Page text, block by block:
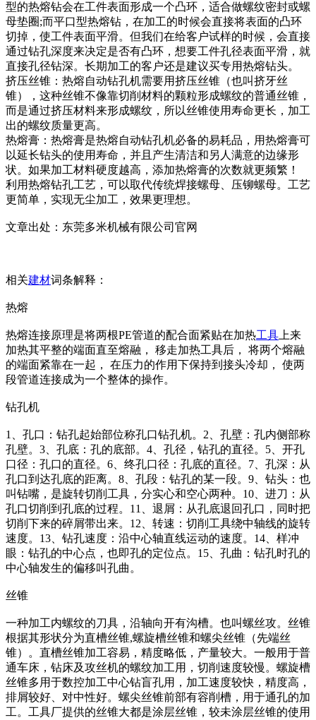
型的热熔钻会在工件表面形成一个凸环，适合做螺纹密封或螺
母垫圈;而平口型热熔钻，在加工的时候会直接将表面的凸环
切掉，使工件表面平滑。但我们在给客户试样的时候，会直接
通过钻孔深度来决定是否有凸环，想要工件孔径表面平滑，就
直接孔径钻深。长期加工的客户还是建议买专用热熔钻头。
挤压丝锥：热熔自动钻孔机需要用挤压丝锥（也叫挤牙丝
锥），这种丝锥不像靠切削材料的颗粒形成螺纹的普通丝锥，
而是通过挤压材料来形成螺纹，所以丝锥使用寿命更长，加工
出的螺纹质量更高。
热熔膏：热熔膏是热熔自动钻孔机必备的易耗品，用热熔膏可
以延长钻头的使用寿命，并且产生清洁和另人满意的边缘形
状。如果加工材料硬度越高，添加热熔膏的次数就更频繁！
利用热熔钻孔工艺，可以取代传统焊接螺母、压铆螺母。工艺
更简单，实现无尘加工，效果更理想。
文章出处：东莞多米机械有限公司官网
相关建材词条解释：
热熔
热熔连接原理是将两根PE管道的配合面紧贴在加热工具 上来
加热其平整的端面直至熔融， 移走加热工具后， 将两个熔融
的端面紧靠在一起， 在压力的作用下保持到接头冷却， 使两
段管道连接成为一个整体的操作。
钻孔机
1、孔口：钻孔起始部位称孔口钻孔机。2、孔壁：孔内侧部称
孔壁。3、孔底：孔的底部。4、孔径，钻孔的直径。5、开孔
口径：孔口的直径。6、终孔口径：孔底的直径。7、孔深：从
孔口到达孔底的距离。8、孔段：钻孔的某一段。9、钻头：也
叫钻嘴，是旋转切削工具，分实心和空心两种。10、进刀：从
孔口切削到孔底的过程。11、退屑：从孔底退回孔口，同时把
切削下来的碎屑带出来。12、转速：切削工具绕中轴线的旋转
速度。13、钻孔速度：沿中心轴直线运动的速度。14、样冲
眼：钻孔的中心点，也即孔的定位点。15、孔曲：钻孔时孔的
中心轴发生的偏移叫孔曲。
丝锥
一种加工内螺纹的刀具，沿轴向开有沟槽。也叫螺丝攻。丝锥
根据其形状分为直槽丝锥,螺旋槽丝锥和螺尖丝锥（先端丝
锥）。直槽丝锥加工容易，精度略低，产量较大。一般用于普
通车床，钻床及攻丝机的螺纹加工用，切削速度较慢。螺旋槽
丝锥多用于数控加工中心钻盲孔用，加工速度较快，精度高，
排屑较好、对中性好。螺尖丝锥前部有容削槽，用于通孔的加
工。工具厂提供的丝锥大都是涂层丝锥，较未涂层丝锥的使用